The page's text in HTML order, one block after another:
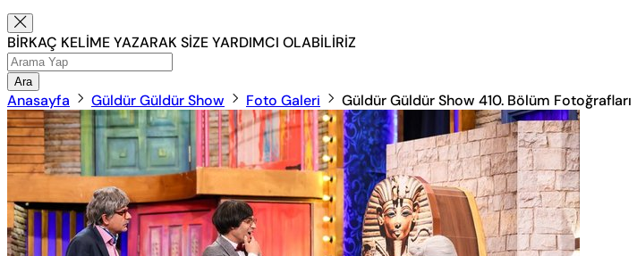
BİRKAÇ KELİME YAZARAK SİZE YARDIMCI OLABİLİRİZ
Ara
Anasayfa Güldür Güldür Show Foto Galeri Güldür Güldür Show 410. Bölüm Fotoğrafları